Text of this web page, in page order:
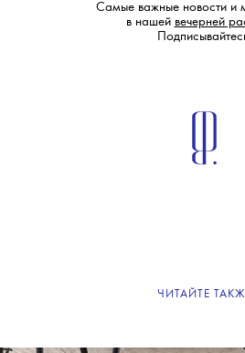
Самые важные новости и
в нашей вечерней
ЧИТАЙТЕ